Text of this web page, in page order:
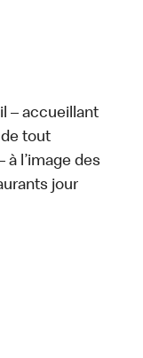
– accueillant
tout
l’image des
jour